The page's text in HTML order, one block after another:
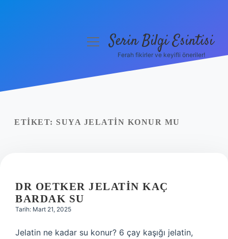
Yasal Uyarı
menüyüSerin Bilgi Esintisi
Ferah fikirler ve keyifli öneriler!
ETIKET: SUYA JELATIN KONUR MU
DR OETKER JELATIN KAÇ
BARDAK SU
Tarih: Mart 21, 2025
Jelatin ne kadar su konur? 6 çay kaşığı jelatin,